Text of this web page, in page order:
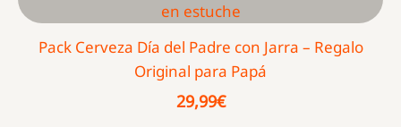
Pack Cerveza Día del Padre con Jarra – Regalo
Original para Papá
29,99€